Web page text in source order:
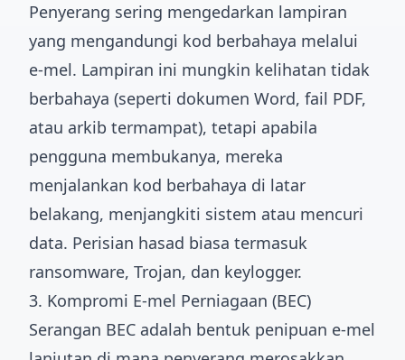
Penyerang sering mengedarkan lampiran
yang mengandungi kod berbahaya melalui
e-mel. Lampiran ini mungkin kelihatan tidak
berbahaya (seperti dokumen Word, fail PDF,
atau arkib termampat), tetapi apabila
pengguna membukanya, mereka
menjalankan kod berbahaya di latar
belakang, menjangkiti sistem atau mencuri
data. Perisian hasad biasa termasuk
ransomware, Trojan, dan keylogger.
3. Kompromi E-mel Perniagaan (BEC)
Serangan BEC adalah bentuk penipuan e-mel